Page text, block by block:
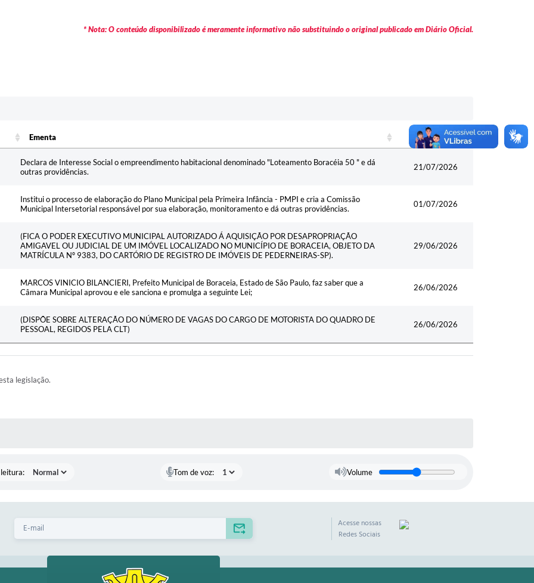
* Nota: O conteúdo disponibilizado é meramente informativo não substituindo o original publicado em Diário Oficial.
Ementa
Data
Declara de Interesse Social o empreendimento habitacional denominado "Loteamento Boracéia 50 " e dá
outras providências.
21/07/2026
Institui o processo de elaboração do Plano Municipal pela Primeira Infância - PMPI e cria a Comissão
Municipal Intersetorial responsável por sua elaboração, monitoramento e dá outras providências.
01/07/2026
(FICA O PODER EXECUTIVO MUNICIPAL AUTORIZADO Á AQUISIÇÃO POR DESAPROPRIAÇÃO
AMIGAVEL OU JUDICIAL DE UM IMÓVEL LOCALIZADO NO MUNICÍPIO DE BORACEIA, OBJETO DA
MATRÍCULA Nº 9383, DO CARTÓRIO DE REGISTRO DE IMÓVEIS DE PEDERNEIRAS-SP).
29/06/2026
MARCOS VINICIO BILANCIERI, Prefeito Municipal de Boraceia, Estado de São Paulo, faz saber que a
Câmara Municipal aprovou e ele sanciona e promulga a seguinte Lei;
26/06/2026
(DISPÕE SOBRE ALTERAÇÃO DO NÚMERO DE VAGAS DO CARGO DE MOTORISTA DO QUADRO DE
PESSOAL, REGIDOS PELA CLT)
26/06/2026
legislação.
Tom de voz: Volume
Acesse nossas
Redes Sociais